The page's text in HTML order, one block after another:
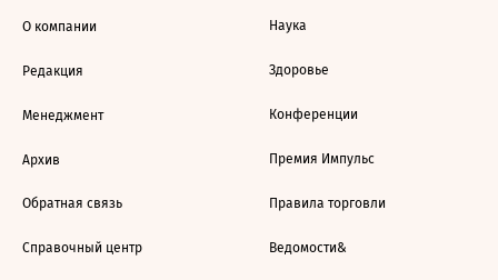
О компании
Редакция
Менеджмент
Архив
Обратная связь
Справочный центр
Наука
Здоровье
Конференции
Премия Импульс
Правила торговли
Ведомости&